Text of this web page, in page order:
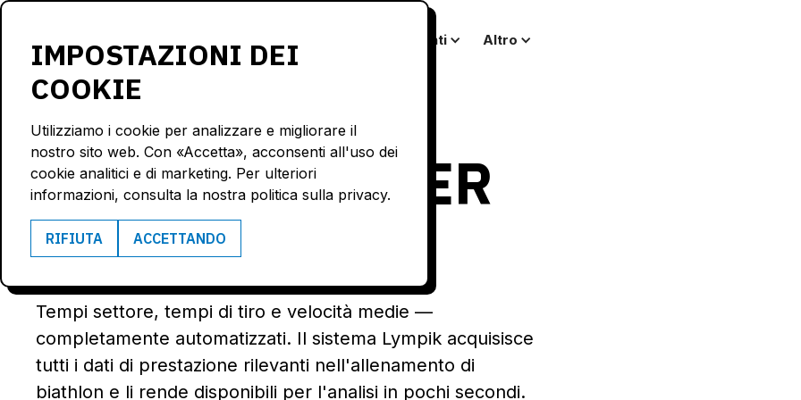
IMPOSTAZIONI DEI
COOKIE
Utilizziamo i cookie per analizzare e migliorare il
nostro sito web. Con «Accetta», acconsenti all'uso dei
cookie analitici e di marketing. Per ulteriori
informazioni, consulta la nostra politica sulla privacy.
RIFIUTA ACCETTANDO
Clienti Altro
TRAIN SMARTER
WIN FASTER
Tempi settore, tempi di tiro e velocità medie —
completamente automatizzati. Il sistema Lympik acquisisce
tutti i dati di prestazione rilevanti nell'allenamento di
biathlon e li rende disponibili per l'analisi in pochi secondi.